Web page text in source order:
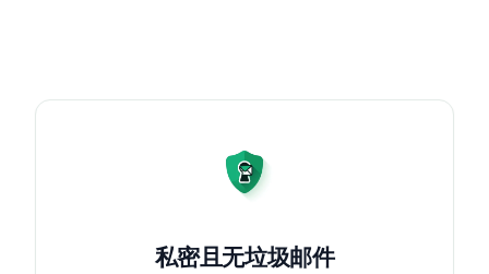
私密且无垃圾邮件